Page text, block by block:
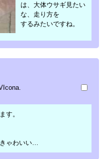
は、大体ウサギ見たい
な、走り方を
するみたいですね。
す。
ゃわいい…